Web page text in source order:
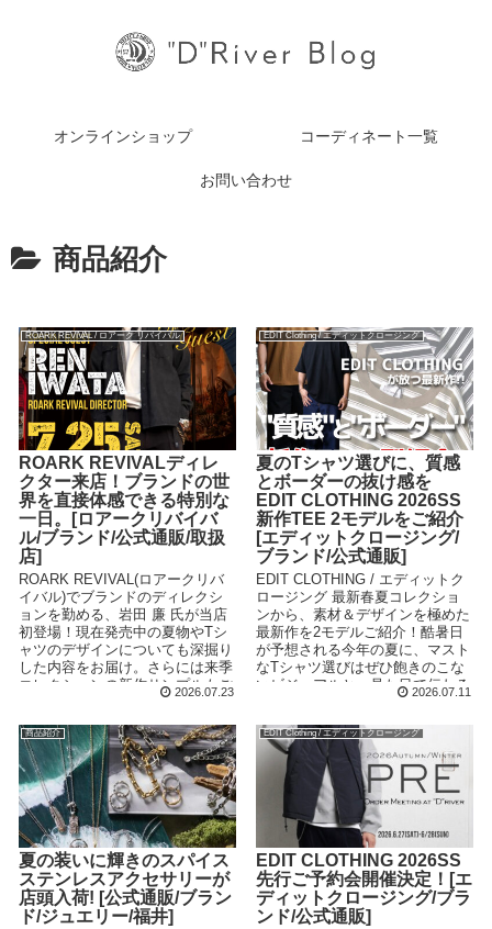
オンラインショップ コーディネート一覧
お問い合わせ
商品紹介
ROARK REVIVAL / ロアーク リバイバル
ROARK REVIVALディレ
クター来店！ブランドの世
界を直接体感できる特別な
一日。[ロアークリバイバ
ル/ブランド/公式通販/取扱
店]
ROARK REVIVAL(ロアークリバ
イバル)でブランドのディレクシ
ョンを勤める、岩田 廉 氏が当店
初登場！現在発売中の夏物やTシ
ャツのデザインについても深掘り
した内容をお届け。さらには来季
コレクションの新作サンプルもご
用意いただき、気になるアイテム
チャンスです！
2026.07.23
EDIT Clothing / エディットクロージング
夏のTシャツ選びに、質感
とボーダーの抜け感を
EDIT CLOTHING 2026SS
新作TEE 2モデルをご紹介
[エディットクロージング/
ブランド/公式通販]
EDIT CLOTHING / エディットク
ロージング 最新春夏コレクショ
ンから、素材＆デザインを極めた
最新作を2モデルご紹介！酷暑日
が予想される今年の夏に、マスト
なTシャツ選びはぜひ飽きのこな
いビジュアルと、見た目で伝わる
質感を重視してみてください。
2026.07.11
商品紹介
夏の装いに輝きのスパイス
ステンレスアクセサリーが
店頭入荷! [公式通販/ブラン
ド/ジュエリー/福井]
EDIT Clothing / エディットクロージング
EDIT CLOTHING 2026SS
先行ご予約会開催決定！[エ
ディットクロージング/ブラ
ンド/公式通販]